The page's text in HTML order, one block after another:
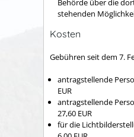
Behörde über die
stehenden
Kosten
Gebühren seit dem 7.
antragstellende
EUR
antragstellende
27,60 EUR
für die